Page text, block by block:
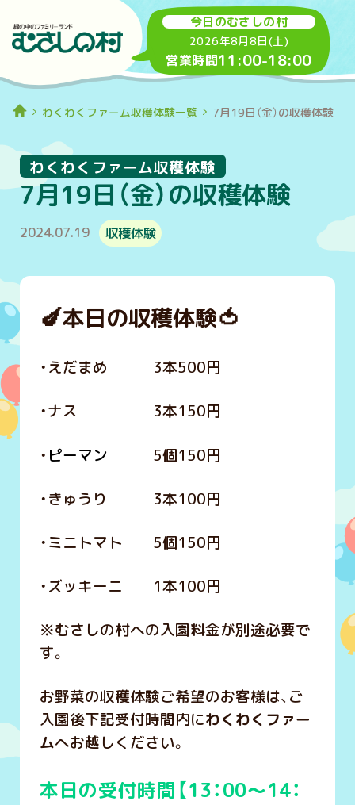
今日のむさしの村
2026年8月8日(土)
営業時間11:00-18:00
わくわくファーム収穫体験一覧 7月19日（金）の収穫体験
7月19日（金）の収穫体験
わくわくファーム収穫体験
2024.07.19 収穫体験
🍆本日の収穫体験🍅
・えだまめ 3本500円
・ナス 3本150円
・ ピーマン 5個150円
・きゅうり 3本100円
・ミニトマト 5個150円
・ズッキーニ 1本100円
※むさしの村への入園料金が別途必要で
す。
お野菜の収穫体験ご希望のお客様は、ご
入園後下記受付時間内にわくわくファー
ムへお越しください。
本日の受付時間【13：00～14：